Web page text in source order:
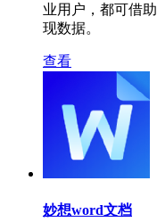
业用户，都可借
现数据。
查看
妙想word文档